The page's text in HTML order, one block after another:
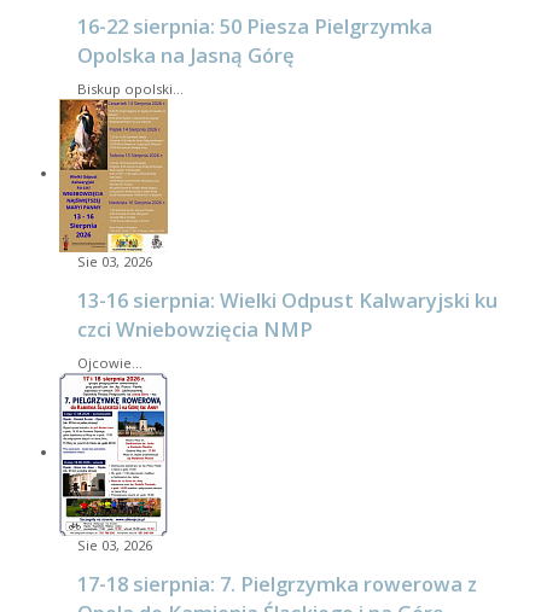
16-22 sierpnia: 50 Piesza Pielgrzymka
Opolska na Jasną Górę
Biskup opolski…
Sie 03, 2026
13-16 sierpnia: Wielki Odpust Kalwaryjski ku
czci Wniebowzięcia NMP
Ojcowie…
Sie 03, 2026
17-18 sierpnia: 7. Pielgrzymka rowerowa z